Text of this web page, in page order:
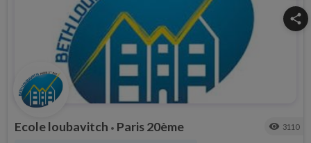
share
Ecole loubavitch • Paris 20ème visibility 3110